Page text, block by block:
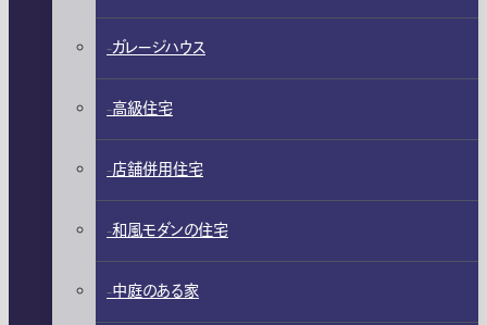
ガレージハウス
高級住宅
店舗併用住宅
和風モダンの住宅
中庭のある家